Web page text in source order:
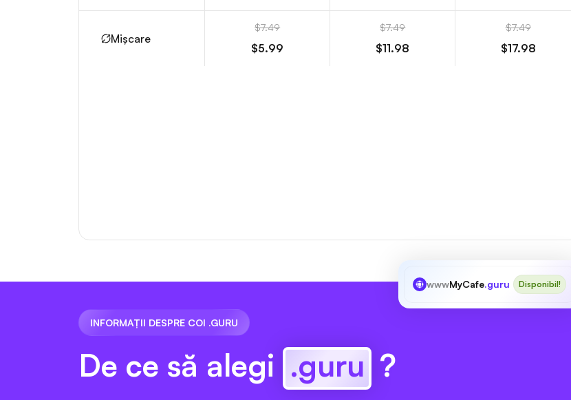
Mișcare
$7.49
$5.99
$7.49
$11.98
$7.49
$17.98
INFORMAȚII DESPRE COI .GURU
De ce să alegi .guru ?
wwwMyCafe.guru Disponibil!